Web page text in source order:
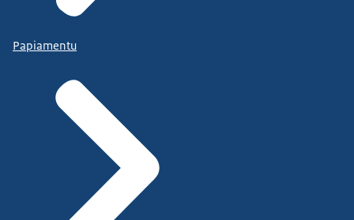
Papiamentu